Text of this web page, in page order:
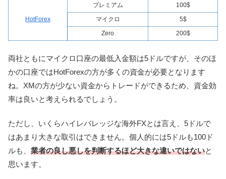
HotForex
プレミアム
100$
マイクロ
5$
Zero
200$
両社ともにマイクロ口座の最低入金額は5ドルですが、そのほ
かの口座ではHotForexの方が多くの資金が必要となります
ね。XMの方が少ない資金からトレードができるため、資金効
率は良いと考えられるでしょう。
ただし、いくらハイレバレッジな海外FXとは言え、5ドルで
はあまり大きな取引はできません。個人的には5ドルも100ド
ルも、 業者の良し悪しを判断するほど大きな違いではないと
思います。